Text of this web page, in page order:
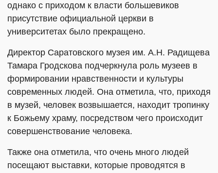
однако с приходом к власти большевиков
присутствие официальной церкви в
университетах было прекращено.
Директор Саратовского музея им. А.Н. Радищева
Тамара Гродскова подчеркнула роль музеев в
формировании нравственности и культуры
современных людей. Она отметила, что, приходя
в музей, человек возвышается, находит тропинку
к Божьему храму, посредством чего происходит
совершенствование человека.
Также она отметила, что очень много людей
посещают выставки, которые проводятся в